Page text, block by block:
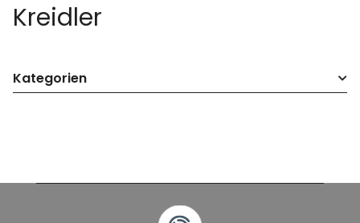
Kreidler
Kategorien